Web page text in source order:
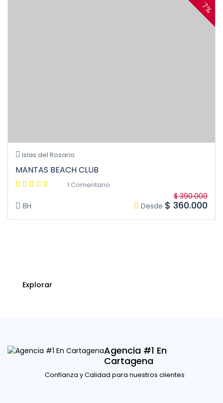
7%
Islas del Rosario
MANTAS BEACH CLUB
1 Comentario
8H Desde
$ 390.000
$ 360.000
Explorar
Agencia #1 En
Cartagena
Confianza y Calidad para nuestros clientes